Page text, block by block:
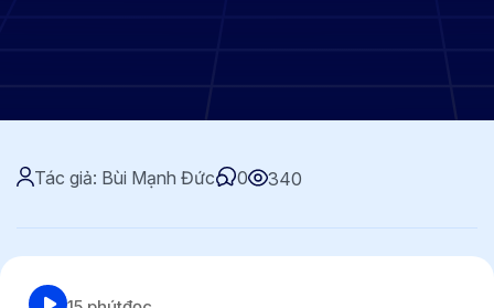
Tác giả: Bùi Mạnh Đức 0 340